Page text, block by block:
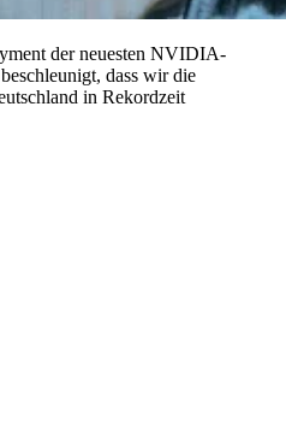
der neuesten NVIDIA-
dass wir die
in Rekordzeit